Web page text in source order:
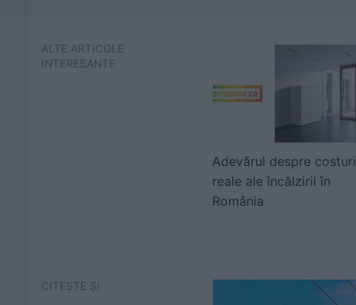
ALTE ARTICOLE
INTERESANTE
Adevărul despre
reale ale încălzirii în
România
CITEȘTE ȘI